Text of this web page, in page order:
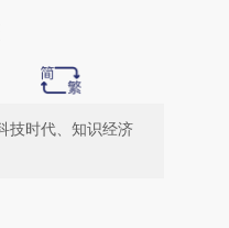
技时代、知识经济